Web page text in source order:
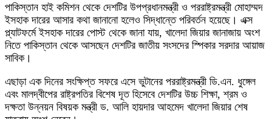
পাকিস্তান হাই কমিশন থেকে দেশটির উপপ্রধানমন্ত্রী ও পররাষ্ট্রমন্ত্রী মোহাম্মদ
ইসহাক দারের আসার কথা জানানো হলেও সিদ্ধান্তে পরিবর্তন হয়েছে। এক্স
প্ল্যাটফর্মে ইসহাক দারের পোস্ট থেকে জানা যায়, খালেদা জিয়ার জানাজায় অংশ
নিতে পাকিস্তান থেকে আসছেন দেশটির জাতীয় সংসদের স্পিকার সরদার আয়াজ
সাবিক।
এছাড়া এক দিনের সংক্ষিপ্ত সফরে এসে ভুটানের পররাষ্ট্রমন্ত্রী ডি.এন. ধুঙ্গেল
এবং মালদ্বীপের রাষ্ট্রপতির বিশেষ দূত হিসেবে দেশটির উচ্চ শিক্ষা, শ্রম ও
দক্ষতা উন্নয়ন বিষয়ক মন্ত্রী ড. আলি হায়দার আহমেদ খালেদা জিয়ার শেষ